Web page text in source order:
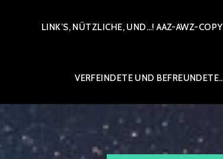
LINK’S, NÜTZLICHE, UND…! AAZ-AWZ-
VERFEINDETE UND